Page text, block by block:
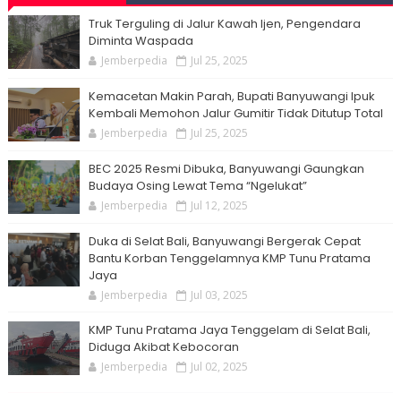
Truk Terguling di Jalur Kawah Ijen, Pengendara
Diminta Waspada
Jemberpedia Jul 25, 2025
Kemacetan Makin Parah, Bupati Banyuwangi Ipuk
Kembali Memohon Jalur Gumitir Tidak Ditutup Total
Jemberpedia Jul 25, 2025
BEC 2025 Resmi Dibuka, Banyuwangi Gaungkan
Budaya Osing Lewat Tema “Ngelukat”
Jemberpedia Jul 12, 2025
Duka di Selat Bali, Banyuwangi Bergerak Cepat
Bantu Korban Tenggelamnya KMP Tunu Pratama
Jaya
Jemberpedia Jul 03, 2025
KMP Tunu Pratama Jaya Tenggelam di Selat Bali,
Diduga Akibat Kebocoran
Jemberpedia Jul 02, 2025